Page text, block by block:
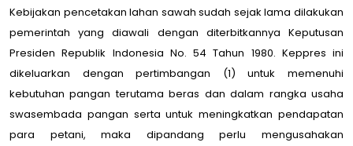
Kebijakan pencetakan lahan sawah sudah sejak lama dilakukan
pemerintah yang diawali dengan diterbitkannya Keputusan
Presiden Republik Indonesia No. 54 Tahun 1980. Keppres ini
dikeluarkan dengan pertimbangan (1) untuk memenuhi
kebutuhan pangan terutama beras dan dalam rangka usaha
swasembada pangan serta untuk meningkatkan pendapatan
para petani, maka dipandang perlu mengusahakan